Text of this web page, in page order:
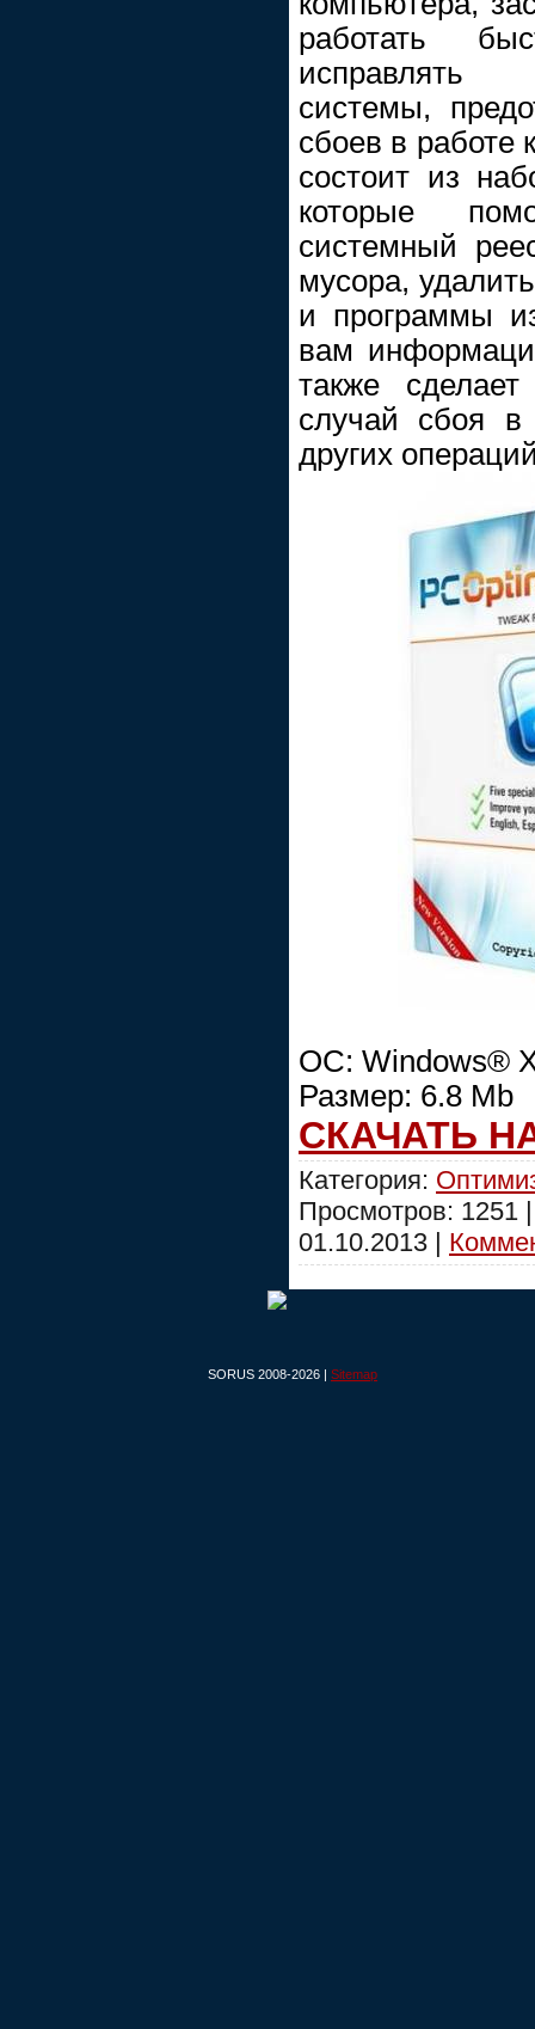
работать
исправлять
системы,
сбоев в работе
состоит из
которые
системный
мусора,
и программы
вам
также
случай сбоя
других
OC: Windows®
Размер: 6.8 Mb
СКАЧАТЬ
Категория:
Просмотров: 1251
01.10.2013 |
SORUS 2008-2026 | Sitemap